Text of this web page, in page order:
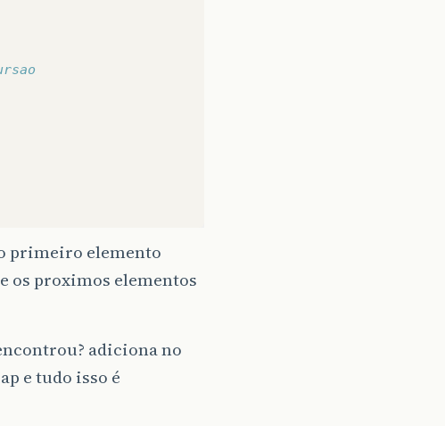
primeiro elemento
os proximos elementos
adiciona no
e tudo isso é